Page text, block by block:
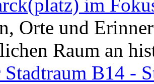
im
Orte und
Raum an
Stadtraum B14 -